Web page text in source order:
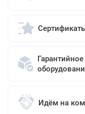
Идём на